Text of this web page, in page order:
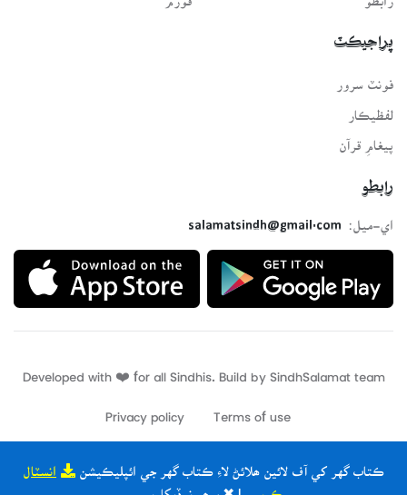
ڪتاب گهر کي آف لائين ھلائڻ لاءِ ڪتاب گهر جي ائپليڪيشن انسٽال
| ✖ ٻيھر نہ ڏيکاريو
پراجيڪٽ
فونٽ سرور
لفظيڪار
پيغامِ قرآن
رابطو
اي-ميل:
salamatsindh@gmail.com
Developed with ❤️ for all Sindhis. Build by SindhSalamat
Terms of use
Privacy policy